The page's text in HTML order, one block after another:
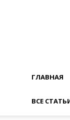
ГЛАВНАЯ
ВСЕ